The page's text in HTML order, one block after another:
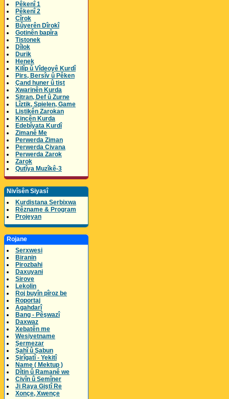
Pêkenî 1
Pêkenî 2
Cîrok
Bûyerên Dîrokî
Gotinên bapîra
Tistonek
Dîlok
Durik
Henek
Kilîp û Vîdeoyê Kurdî
Pirs, Bersîv û Pêken
Çand huner û tişt
Xwarinên Kurda
Sitran, Def û Zurne
Lîztik, Spielen, Game
Listikên Zarokan
Kincên Kurda
Edebîyata Kurdî
Zimanê Me
Perwerda Ziman
Perwerda Civana
Perwerda Zarok
Zarok
Qutîya Muzîkê-3
Nivîsên Siyasî
Kurdistana Serbixwa
Rêzname & Program
Projeyan
Rojane
Serxwesi
Biranin
Pirozbahi
Daxuyani
Sirove
Lekolin
Roj buyîn pîroz be
Roportaj
Agahdarî
Bang - Pêşwazî
Daxwaz
Xebatên me
Wesiyetname
Şermezar
Şahî û Şabun
Şirîgatî - Yekitî
Name ( Mektup )
Dîtin û Ramanê we
Civîn û Semîner
Ji Raya Giştî Re
Xonçe, Xwençe